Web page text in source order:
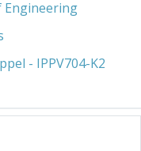
Engineering
- IPPV704-K2